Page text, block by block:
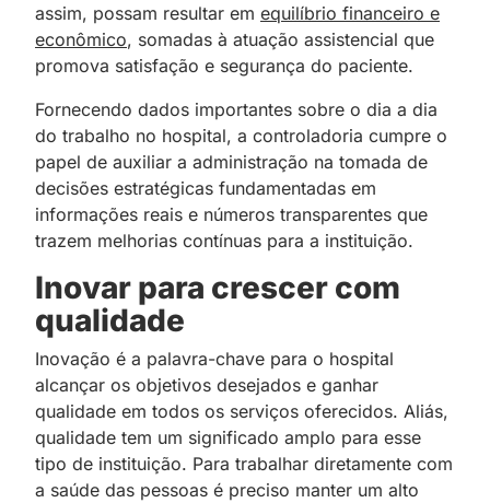
assim, possam resultar em equilíbrio financeiro e
econômico, somadas à atuação assistencial que
promova satisfação e segurança do paciente.
Fornecendo dados importantes sobre o dia a dia
do trabalho no hospital, a controladoria cumpre o
papel de auxiliar a administração na tomada de
decisões estratégicas fundamentadas em
informações reais e números transparentes que
trazem melhorias contínuas para a instituição.
Inovar para crescer com
qualidade
Inovação é a palavra-chave para o hospital
alcançar os objetivos desejados e ganhar
qualidade em todos os serviços oferecidos. Aliás,
qualidade tem um significado amplo para esse
tipo de instituição. Para trabalhar diretamente com
a saúde das pessoas é preciso manter um alto